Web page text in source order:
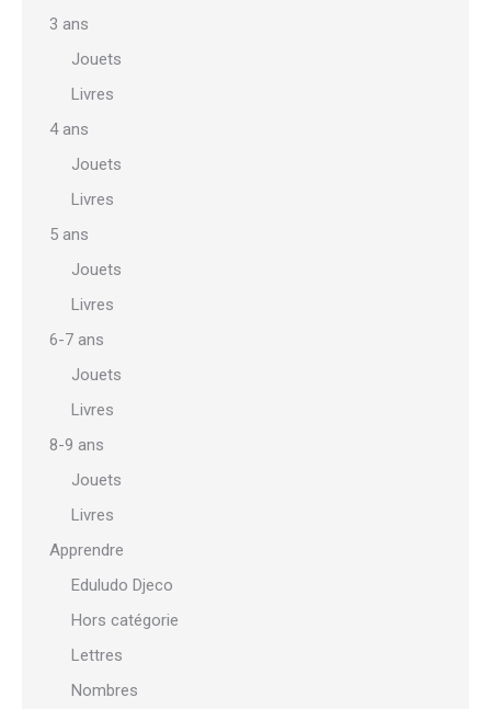
3 ans
Jouets
Livres
4 ans
Jouets
Livres
5 ans
Jouets
Livres
6-7 ans
Jouets
Livres
8-9 ans
Jouets
Livres
Apprendre
Eduludo Djeco
Hors catégorie
Lettres
Nombres